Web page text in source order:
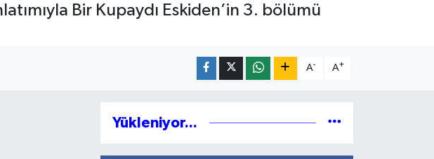
Bir Kupaydı Eskiden’in 3. bölümü
A- A+
Yükleniyor...